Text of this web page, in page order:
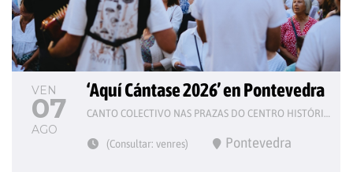
VEN
07
AGO
‘Aquí Cántase 2026’ en Pontevedra
CANTO COLECTIVO NAS PRAZAS DO CENTRO HISTÓRICO
(Consultar: venres) Pontevedra